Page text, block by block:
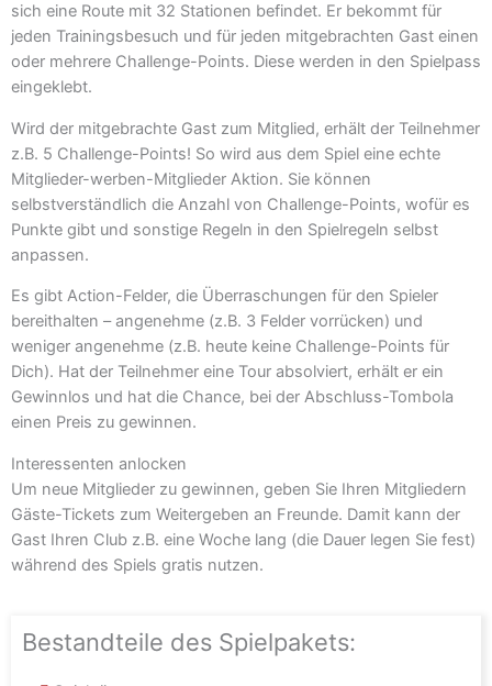
sich eine Route mit 32 Stationen befindet. Er bekommt für
jeden Trainingsbesuch und für jeden mitgebrachten Gast einen
oder mehrere Challenge-Points. Diese werden in den Spielpass
eingeklebt.
Wird der mitgebrachte Gast zum Mitglied, erhält der Teilnehmer
z.B. 5 Challenge-Points! So wird aus dem Spiel eine echte
Mitglieder-werben-Mitglieder Aktion. Sie können
selbstverständlich die Anzahl von Challenge-Points, wofür es
Punkte gibt und sonstige Regeln in den Spielregeln selbst
anpassen.
Es gibt Action-Felder, die Überraschungen für den Spieler
bereithalten – angenehme (z.B. 3 Felder vorrücken) und
weniger angenehme (z.B. heute keine Challenge-Points für
Dich). Hat der Teilnehmer eine Tour absolviert, erhält er ein
Gewinnlos und hat die Chance, bei der Abschluss-Tombola
einen Preis zu gewinnen.
Interessenten anlocken
Um neue Mitglieder zu gewinnen, geben Sie Ihren Mitgliedern
Gäste-Tickets zum Weitergeben an Freunde. Damit kann der
Gast Ihren Club z.B. eine Woche lang (die Dauer legen Sie fest)
während des Spiels gratis nutzen.
Bestandteile des Spielpakets: